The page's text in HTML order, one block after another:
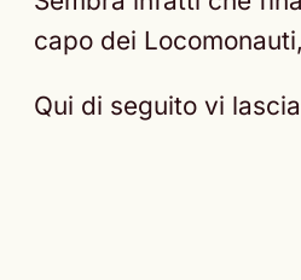
capo dei
Qui di seguito vi